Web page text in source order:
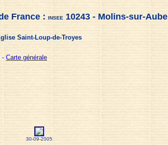
France : INSEE 10243 - Molins-sur-Aube
Saint-Loup-de-Troyes
- Carte générale
30-09-2005